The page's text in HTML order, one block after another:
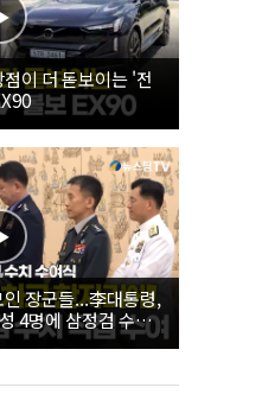
이 더 돋보이는 '전
장군들...李대통령,
4명에 삼정검 수치
진급·삼정검 수치